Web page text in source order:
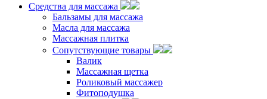
Средства для массажа
Бальзамы для массажа
Масла для массажа
Массажная плитка
Сопутствующие товары
Валик
Массажная щетка
Роликовый массажер
Фитоподушка